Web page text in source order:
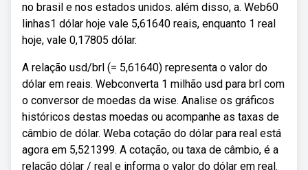
no brasil e nos estados unidos. além disso, a. Web60
linhas1 dólar hoje vale 5,61640 reais, enquanto 1 real
hoje, vale 0,17805 dólar.
A relação usd/brl (= 5,61640) representa o valor do
dólar em reais. Webconverta 1 milhão usd para brl com
o conversor de moedas da wise. Analise os gráficos
históricos destas moedas ou acompanhe as taxas de
câmbio de dólar. Weba cotação do dólar para real está
agora em 5,521399. A cotação, ou taxa de câmbio, é a
relação dólar / real e informa o valor do dólar em real.